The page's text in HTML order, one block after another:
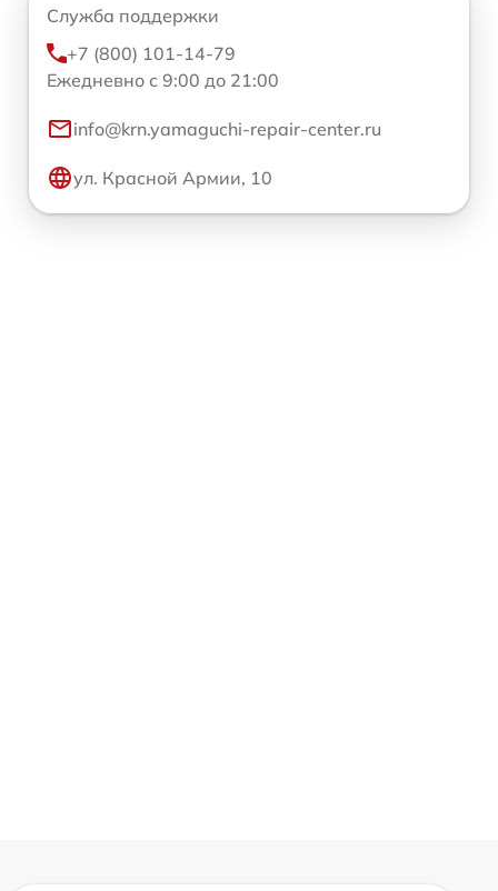
Служба поддержки
+7 (800) 101-14-79
Ежедневно с 9:00 до 21:00
info@krn.yamaguchi-repair-center.ru
ул. Красной Армии, 10